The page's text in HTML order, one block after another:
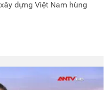
dựng Việt Nam hùng